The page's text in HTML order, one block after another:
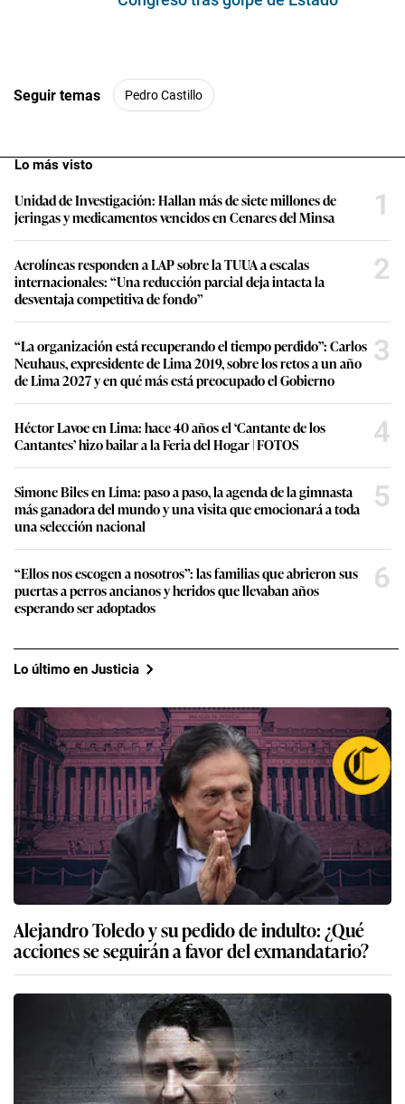
Seguir temas Pedro Castillo
Lo más visto
Unidad de Investigación: Hallan más de siete millones de
jeringas y medicamentos vencidos en Cenares del Minsa
1
Aerolíneas responden a LAP sobre la TUUA a escalas
internacionales: “Una reducción parcial deja intacta la
desventaja competitiva de fondo”
2
“La organización está recuperando el tiempo perdido”: Carlos
Neuhaus, expresidente de Lima 2019, sobre los retos a un año
de Lima 2027 y en qué más está preocupado el Gobierno
3
Héctor Lavoe en Lima: hace 40 años el ‘Cantante de los
Cantantes’ hizo bailar a la Feria del Hogar | FOTOS
4
Simone Biles en Lima: paso a paso, la agenda de la gimnasta
más ganadora del mundo y una visita que emocionará a toda
una selección nacional
5
“Ellos nos escogen a nosotros”: las familias que abrieron sus
puertas a perros ancianos y heridos que llevaban años
esperando ser adoptados
6
Lo último en Justicia
Alejandro Toledo y su pedido de indulto: ¿Qué
acciones se seguirán a favor del exmandatario?